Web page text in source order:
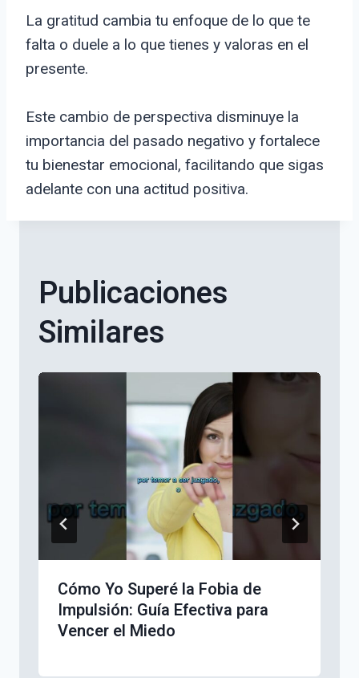
La gratitud cambia tu enfoque de lo que te
falta o duele a lo que tienes y valoras en el
presente.
Este cambio de perspectiva disminuye la
importancia del pasado negativo y fortalece
tu bienestar emocional, facilitando que sigas
adelante con una actitud positiva.
Publicaciones
Similares
Cómo Yo Superé la Fobia de
Impulsión: Guía Efectiva para
Vencer el Miedo